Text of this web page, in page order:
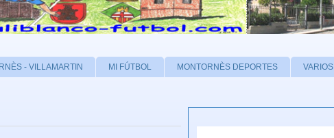
- VILLAMARTIN MI FÚTBOL MONTORNÈS DEPORTES VARIOS